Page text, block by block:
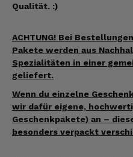
Qualität. :)
ACHTUNG! Bei
Pakete werden aus
Spezialitäten in einer
geliefert.
Wenn du einzelne
wir dafür eigene,
Geschenkpakete) an –
besonders verpackt